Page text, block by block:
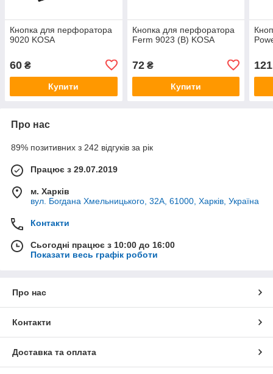
Кнопка для перфоратора
9020 KOSA
60 ₴
Купити
Кнопка для перфоратора
Ferm 9023 (В) KOSA
72₴
Купити
121
Про нас
89% позитивних з 242 відгуків за рік
Працює з 29.07.2019
м. Харків
вул. Богдана Хмельницького, 32А, 61000, Харків, Україна
Контакти
Сьогодні працює з 10:00 до 16:00
Показати весь графік роботи
Про нас
Контакти
Доставка та оплата